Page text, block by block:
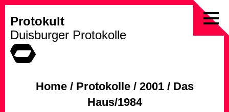
to
Protokult
Duisburger Protokolle
Home/ Protokolle/ 2001/ Das
Haus/1984